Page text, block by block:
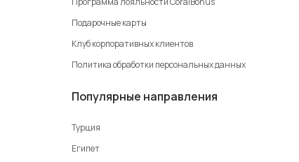
Подарочные карты
Клуб корпоративных клиентов
Политика обработки персональных данных
Популярные направления
Турция
Египет